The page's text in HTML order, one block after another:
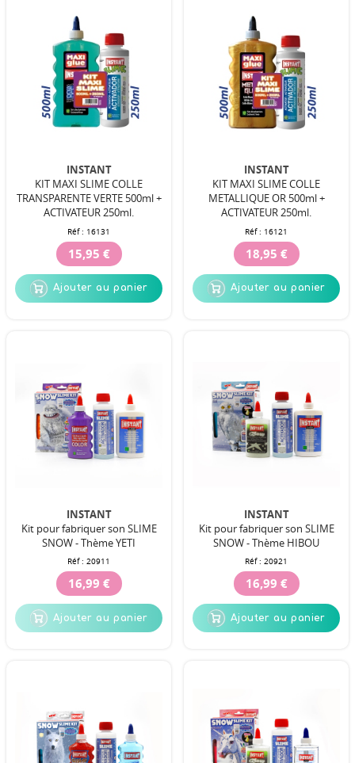
INSTANT
KIT MAXI SLIME COLLE
TRANSPARENTE VERTE 500ml +
ACTIVATEUR 250ml.
Réf : 16131
15,95 €
Ajouter au panier
INSTANT
KIT MAXI SLIME COLLE
METALLIQUE OR 500ml +
ACTIVATEUR 250ml.
Réf : 16121
18,95 €
Ajouter au panier
INSTANT
Kit pour fabriquer son SLIME
SNOW - Thème YETI
Réf : 20911
16,99 €
Ajouter au panier
INSTANT
Kit pour fabriquer son SLIME
SNOW - Thème HIBOU
Réf : 20921
16,99 €
Ajouter au panier